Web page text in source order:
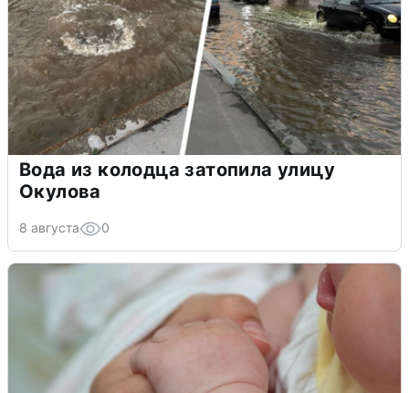
Вода из колодца затопила улицу
Окулова
8 августа 0